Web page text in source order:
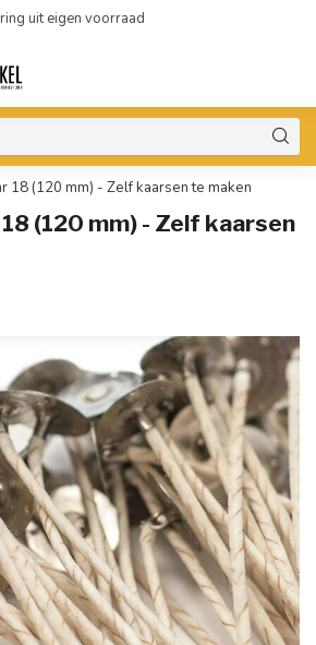
uit eigen voorraad
18 (120 mm) - Zelf kaarsen te maken
(120 mm) - Zelf kaarsen